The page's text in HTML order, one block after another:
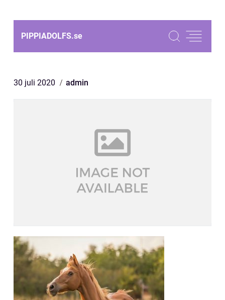
PIPPIADOLFS.se
30 juli 2020 admin